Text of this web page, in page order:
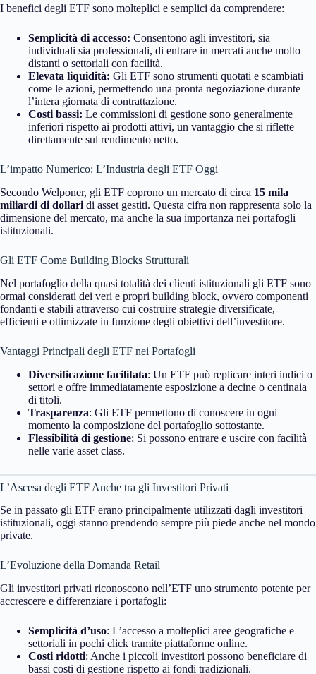
I benefici degli ETF sono molteplici e semplici da comprendere:
Semplicità di accesso: Consentono agli investitori, sia
individuali sia professionali, di entrare in mercati anche molto
distanti o settoriali con facilità.
Elevata liquidità: Gli ETF sono strumenti quotati e scambiati
come le azioni, permettendo una pronta negoziazione durante
l’intera giornata di contrattazione.
Costi bassi: Le commissioni di gestione sono generalmente
inferiori rispetto ai prodotti attivi, un vantaggio che si riflette
direttamente sul rendimento netto.
L’impatto Numerico: L’Industria degli ETF Oggi
Secondo Welponer, gli ETF coprono un mercato di circa 15 mila
miliardi di dollari di asset gestiti. Questa cifra non rappresenta solo la
dimensione del mercato, ma anche la sua importanza nei portafogli
istituzionali.
Gli ETF Come Building Blocks Strutturali
Nel portafoglio della quasi totalità dei clienti istituzionali gli ETF sono
ormai considerati dei veri e propri building block, ovvero componenti
fondanti e stabili attraverso cui costruire strategie diversificate,
efficienti e ottimizzate in funzione degli obiettivi dell’investitore.
Vantaggi Principali degli ETF nei Portafogli
Diversificazione facilitata: Un ETF può replicare interi indici o
settori e offre immediatamente esposizione a decine o centinaia
di titoli.
Trasparenza: Gli ETF permettono di conoscere in ogni
momento la composizione del portafoglio sottostante.
Flessibilità di gestione: Si possono entrare e uscire con facilità
nelle varie asset class.
L’Ascesa degli ETF Anche tra gli Investitori Privati
Se in passato gli ETF erano principalmente utilizzati dagli investitori
istituzionali, oggi stanno prendendo sempre più piede anche nel mondo
private.
L’Evoluzione della Domanda Retail
Gli investitori privati riconoscono nell’ETF uno strumento potente per
accrescere e differenziare i portafogli:
Semplicità d’uso: L’accesso a molteplici aree geografiche e
settoriali in pochi click tramite piattaforme online.
Costi ridotti: Anche i piccoli investitori possono beneficiare di
bassi costi di gestione rispetto ai fondi tradizionali.